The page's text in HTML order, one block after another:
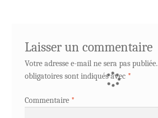
Laisser un commentaire
Votre adresse e-mail ne sera pas publiée.
obligatoires sont indiqués avec *
Commentaire *